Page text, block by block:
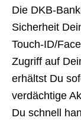
Die DKB-
Sicherheit
Touch-ID/
Zugriff auf
erhältst Du
verdächtige
Du schnell